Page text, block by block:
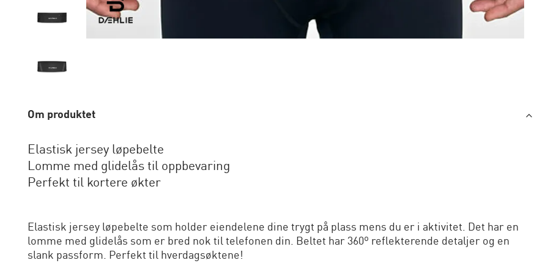
Om produktet
Elastisk jersey løpebelte
Lomme med glidelås til oppbevaring
Perfekt til kortere økter
Elastisk jersey løpebelte som holder eiendelene dine trygt på plass mens du er i aktivitet. Det har en
lomme med glidelås som er bred nok til telefonen din. Beltet har 360º reflekterende detaljer og en
slank passform. Perfekt til hverdagsøktene!